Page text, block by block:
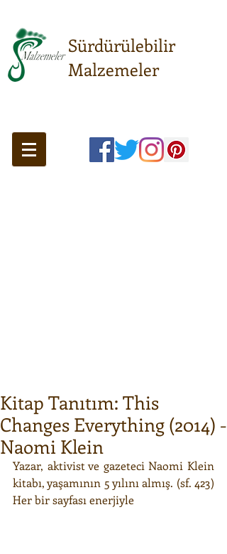
Sürdürülebilir
Malzemeler
Kitap Tanıtım: This
Changes Everything (2014) -
Naomi Klein
Yazar, aktivist ve gazeteci Naomi Klein
kitabı, yaşamının 5 yılını almış. (sf. 423)
Her bir sayfası enerjiyle